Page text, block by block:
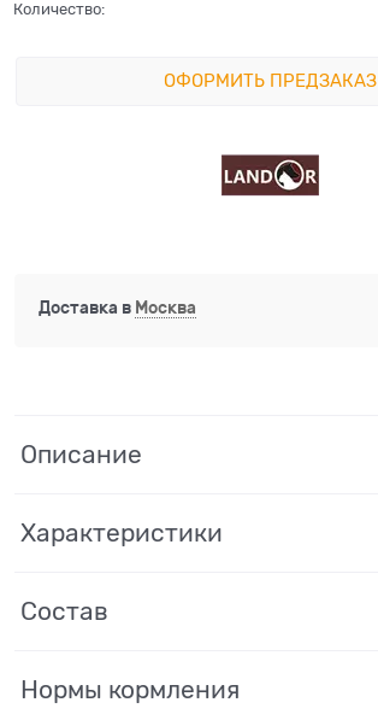
Количество:
ОФОРМИТЬ ПРЕДЗАКАЗ
Доставка в Москва
Описание
Характеристики
Состав
Нормы кормления